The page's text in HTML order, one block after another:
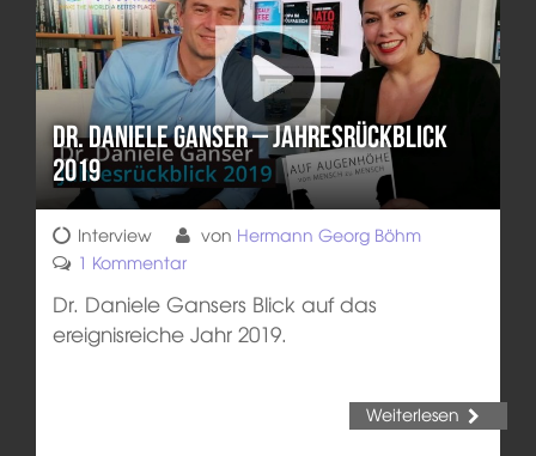
Dr. Daniele Ganser – Jahresrückblick
2019
Interview von Hermann Georg Böhm
1 Kommentar
Dr. Daniele Gansers Blick auf das
ereignisreiche Jahr 2019.
Weiterlesen